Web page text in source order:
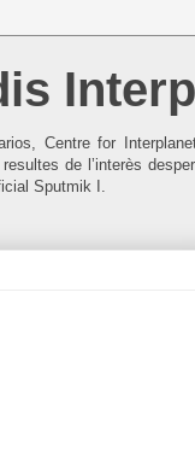
Centre for
de l’interès
Sputmik I.